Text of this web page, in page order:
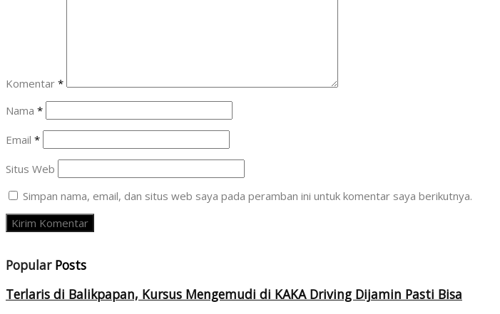
Komentar *
Nama *
Email *
Situs Web
Simpan nama, email, dan situs web saya pada peramban ini untuk komentar saya berikutnya.
Popular Posts
Terlaris di Balikpapan, Kursus Mengemudi di KAKA Driving Dijamin Pasti Bisa